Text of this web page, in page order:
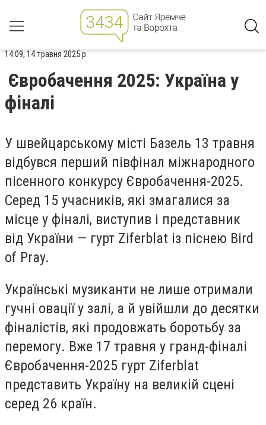
14:09, 14 травня 2025 р.
Євробачення 2025: Україна у
фіналі
У швейцарському місті Базель 13 травня
відбувся перший півфінал міжнародного
пісенного конкурсу Євробачення-2025.
Серед 15 учасників, які змагалися за
місце у фіналі, виступив і представник
від України — гурт Ziferblat із піснею Bird
of Pray.
Українські музиканти не лише отримали
гучні овації у залі, а й увійшли до десятки
фіналістів, які продовжать боротьбу за
перемогу. Вже 17 травня у гранд-фіналі
Євробачення-2025 гурт Ziferblat
представить Україну на великій сцені
серед 26 країн.